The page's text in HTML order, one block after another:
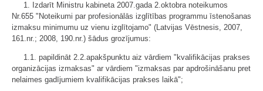
1. Izdarīt Ministru kabineta 2007.gada 2.oktobra noteikumos
Nr.655 "Noteikumi par profesionālās izglītības programmu īstenošanas
izmaksu minimumu uz vienu izglītojamo" (Latvijas Vēstnesis, 2007,
161.nr.; 2008, 190.nr.) šādus grozījumus:
1.1. papildināt 2.2.apakšpunktu aiz vārdiem "kvalifikācijas prakses
organizācijas izmaksas" ar vārdiem "izmaksas par apdrošināšanu pret
nelaimes gadījumiem kvalifikācijas prakses laikā";